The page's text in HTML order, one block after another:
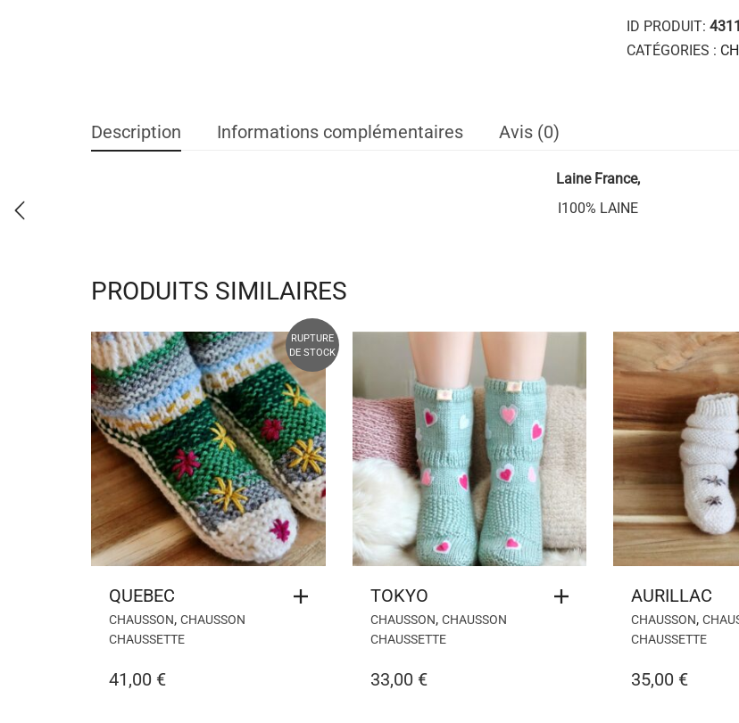
ID PRODUIT: 4311
CATÉGORIES :
Description Informations complémentaires Avis (0)
Laine France,
I100% LAINE
PRODUITS SIMILAIRES
RUPTURE
DE STOCK
QUEBEC
CHAUSSON, CHAUSSON
CHAUSSETTE
41,00 €
TOKYO
CHAUSSON, CHAUSSON
CHAUSSETTE
33,00 €
AURILLAC
CHAUSSON,
CHAUSSETTE
35,00 €